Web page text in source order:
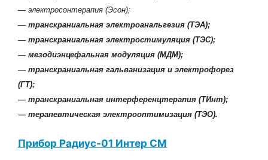
— электросонтерапия (Эсон);
— транскраниальная электроанальгезия (ТЭА);
— транскраниальная электростимуляция (ТЭС);
— мезодиэнцефальная модуляция (МДМ);
— транскраниальная гальванизация и электрофорез
(ГТ);
— транскраниальная интерференцтерапия (ТИнт);
— терапевтическая электрооптимизация (ТЭО).
Прибор Радиус-01 Интер СМ